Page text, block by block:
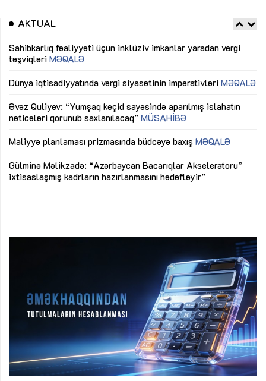
AKTUAL
Sahibkarlıq fəaliyyəti üçün inklüziv imkanlar yaradan vergi
təşviqləri MƏQALƏ
Dünya iqtisadiyyatında vergi siyasətinin imperativləri MƏQALƏ
Əvəz Quliyev: “Yumşaq keçid sayəsində aparılmış islahatın
nəticələri qorunub saxlanılacaq” MÜSAHİBƏ
Maliyyə planlaması prizmasında büdcəyə baxış MƏQALƏ
Gülminə Məlikzadə: “Azərbaycan Bacarıqlar Akseleratoru”
ixtisaslaşmış kadrların hazırlanmasını hədəfləyir”